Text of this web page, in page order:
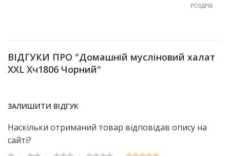
РОЗДРІБ
ВІДГУКИ ПРО "Домашній мусліновий халат
XXL Хч1806 Чорний"
ЗАЛИШИТИ ВІДГУК
Наскільки отриманий товар відповідав опису на
сайті?